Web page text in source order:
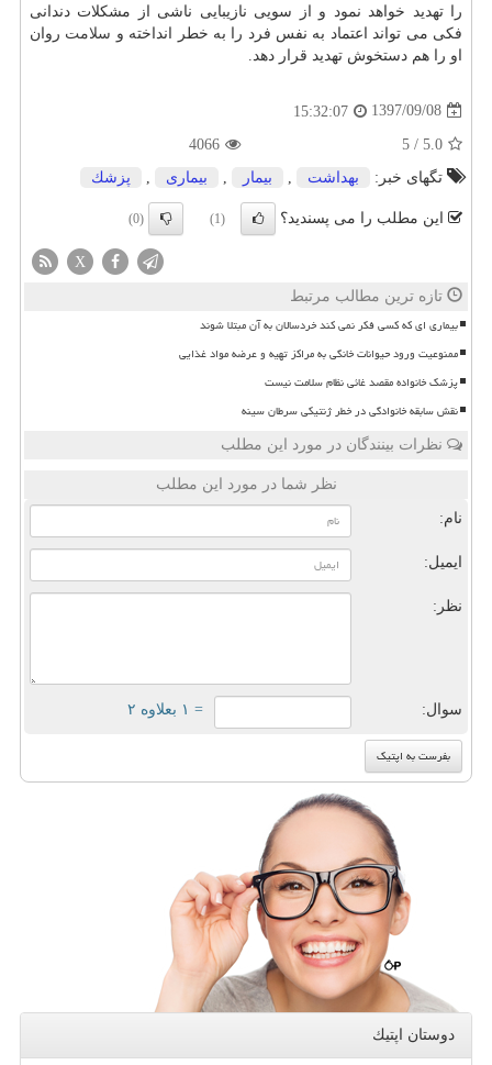
را تهدید خواهد نمود و از سویی نازیبایی ناشی از مشكلات دندانی
فكی می تواند اعتماد به نفس فرد را به خطر انداخته و سلامت روان
او را هم دستخوش تهدید قرار دهد.
1397/09/08
15:32:07
5.0
/
5
4066
تگهای خبر:
بهداشت بیمار بیماری پزشك
این مطلب را می پسندید؟ (1)
(0)
X
تازه ترین مطالب مرتبط
بیماری ای که کسی فکر نمی کند خردسالان به آن مبتلا شوند
ممنوعیت ورود حیوانات خانگی به مراکز تهیه و عرضه مواد غذایی
پزشک خانواده مقصد غائی نظام سلامت نیست
نقش سابقه خانوادگی در خطر ژنتیکی سرطان سینه
نظرات بینندگان در مورد این مطلب
نظر شما در مورد این مطلب
نام:
ایمیل:
نظر:
سوال: = ۱ بعلاوه ۲
دوستان اپتیك